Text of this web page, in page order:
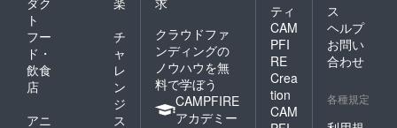
ト
フー
ド・
飲食
店
チ
ャ
レ
ン
ジ
アニ
ス
クラウドファ
ンディングの
ノウハウを無
料で学ぼう
CAMPFIRE
アカデミー
ティ
CAM
PFI
RE
Crea
tion
CAM
ス
ヘルプ
お問い
合わせ
各種規定